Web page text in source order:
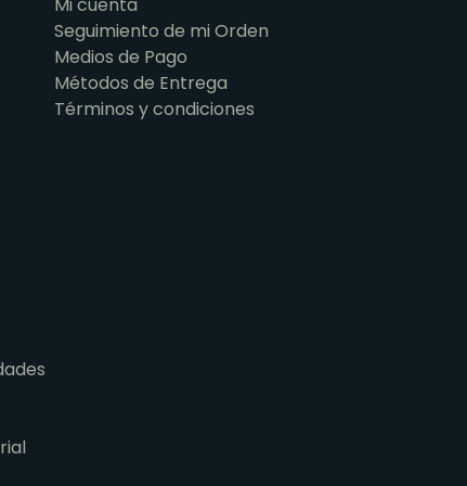
Seguimiento de mi Orden
Medios de Pago
Métodos de Entrega
Términos y condiciones